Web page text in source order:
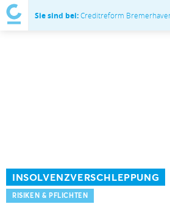
Sie sind bei:Creditreform
INSOLVENZVERSCHLEPPUNG
RISIKEN & PFLICHTEN